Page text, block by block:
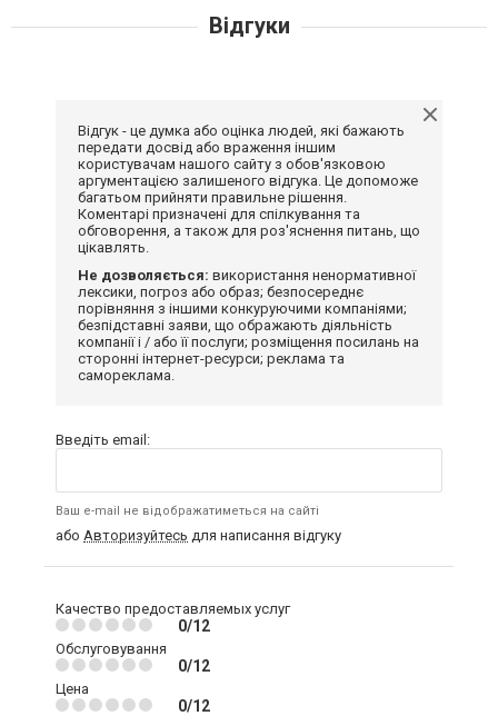
Відгуки
Відгук - це думка або оцінка людей, які бажають
передати досвід або враження іншим
користувачам нашого сайту з обов'язковою
аргументацією залишеного відгука. Це допоможе
багатьом прийняти правильне рішення.
Коментарі призначені для спілкування та
обговорення, а також для роз'яснення питань, що
цікавлять.
Не дозволяється: використання ненормативної
лексики, погроз або образ; безпосереднє
порівняння з іншими конкуруючими компаніями;
безпідставні заяви, що ображають діяльність
компанії і / або її послуги; розміщення посилань на
сторонні інтернет-ресурси; реклама та
самореклама.
Введіть email:
Ваш e-mail не відображатиметься на сайті
або Авторизуйтесь для написання відгуку
Качество предоставляемых услуг
0/12
Обслуговування
0/12
Цена
0/12